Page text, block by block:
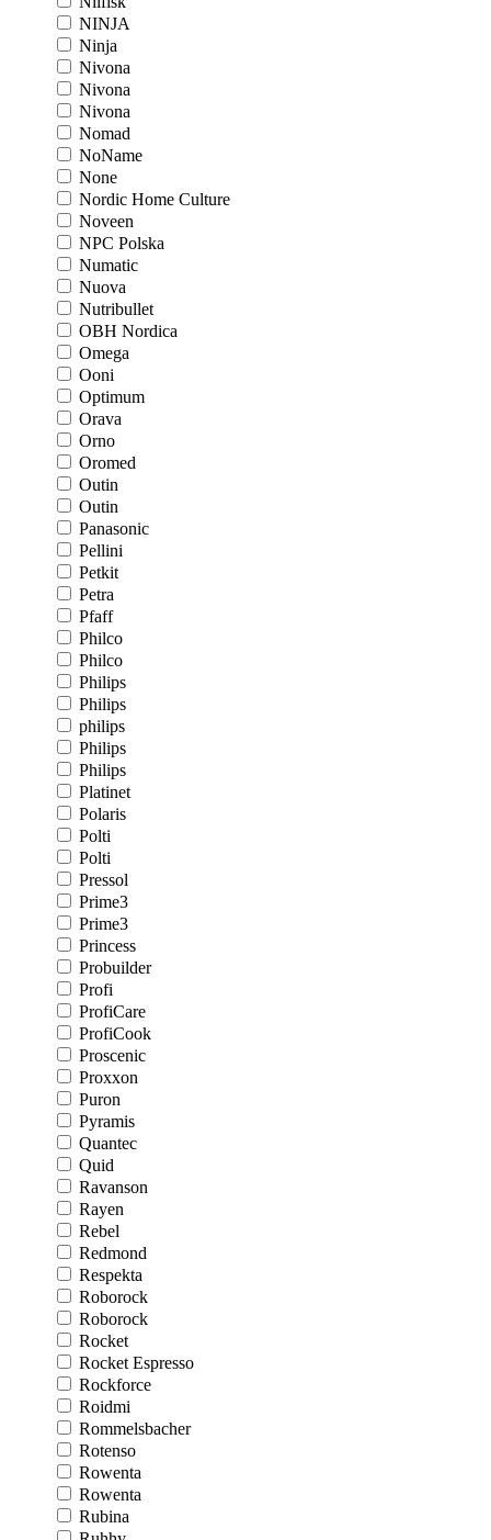
NINJA
Ninja
Nivona
Nivona
Nivona
Nomad
NoName
None
Nordic Home Culture
Noveen
NPC Polska
Numatic
Nuova
Nutribullet
OBH Nordica
Omega
Ooni
Optimum
Orava
Orno
Oromed
Outin
Outin
Panasonic
Pellini
Petkit
Petra
Pfaff
Philco
Philco
Philips
Philips
philips
Philips
Philips
Platinet
Polaris
Polti
Polti
Pressol
Prime3
Prime3
Princess
Probuilder
Profi
ProfiCare
ProfiCook
Proscenic
Proxxon
Puron
Pyramis
Quantec
Quid
Ravanson
Rayen
Rebel
Redmond
Respekta
Roborock
Roborock
Rocket
Rocket Espresso
Rockforce
Roidmi
Rommelsbacher
Rotenso
Rowenta
Rowenta
Rubina